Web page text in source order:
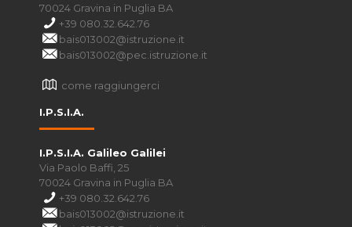
70024 Gravina in Puglia BA
+39 080.32.642.76
bais013002@istruzione.it
bais013002@pec.istruzione.it
come raggiungerci
I.P.S.I.A.
I.P.S.I.A. Galileo Galilei
Via Paolo Baffi, 25
70024 Gravina in Puglia BA
+39 080.32.642.76
bais013002@istruzione.it